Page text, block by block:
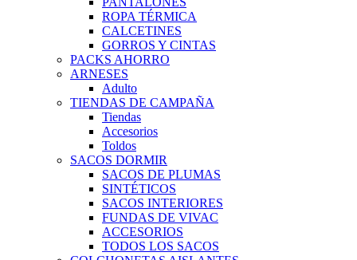
ROPA TÉRMICA
CALCETINES
GORROS Y CINTAS
PACKS AHORRO
ARNESES
Adulto
TIENDAS DE CAMPAÑA
Tiendas
Accesorios
Toldos
SACOS DORMIR
SACOS DE PLUMAS
SINTÉTICOS
SACOS INTERIORES
FUNDAS DE VIVAC
ACCESORIOS
TODOS LOS SACOS